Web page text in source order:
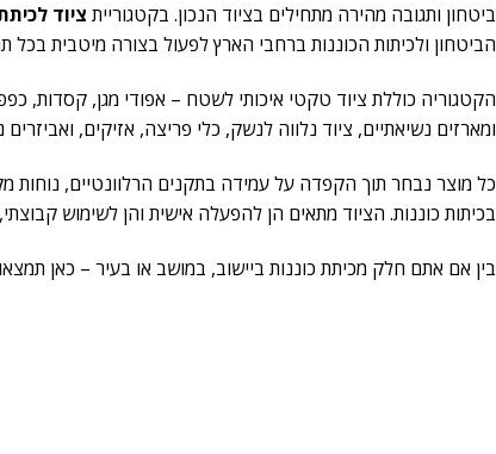
ביטחון ותגובה מהירה מתחילים בציוד הנכון. בקטגוריית ציוד
הביטחון ולכיתות הכוננות ברחבי הארץ לפעול בצורה מיטבית בכל
הקטגוריה כוללת ציוד טקטי איכותי לשטח – אפודי מגן, קסדות,
ומארזים נשיאתיים, ציוד נלווה לנשק, כלי פריצה, אזיקים,
כל מוצר נבחר תוך הקפדה על עמידה בתקנים הרלוונטיים,
בכיתות כוננות. הציוד מתאים הן להפעלה אישית והן לשימוש
בין אם אתם חלק מכיתת כוננות ביישוב, במושב או בעיר – כאן